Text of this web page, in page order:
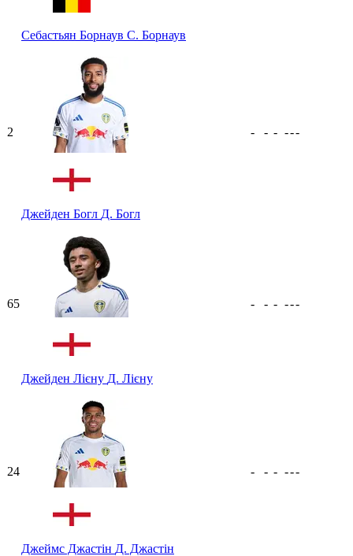
Себастьян Борнаув С. Борнаув
2
Джейден Богл Д. Богл
- - - ---
65
Джейден Лієну Д. Лієну
- - - ---
24
Джеймс Джастін Д. Джастін
- - - ---